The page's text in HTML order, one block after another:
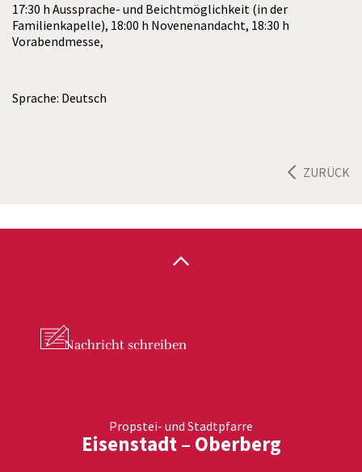
17:30 h Aussprache- und Beichtmöglichkeit (in der
Familienkapelle), 18:00 h Novenenandacht, 18:30 h
Vorabendmesse,
Sprache: Deutsch
ZURÜCK
Nachricht schreiben
Propstei- und Stadtpfarre
Eisenstadt – Oberberg